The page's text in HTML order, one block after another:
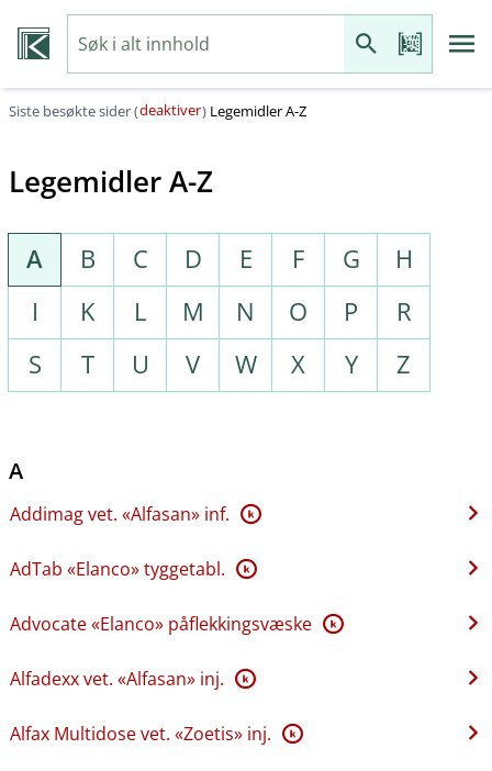
Siste besøkte sider (deaktiver) Legemidler A-Z
Legemidler A-Z
A B C D E F G
H
I
K L M N O P
R
S
T U V W X Y Z
A
Addimag vet. «Alfasan» inf. K
AdTab «Elanco» tyggetabl. K
Advocate «Elanco» påflekkingsvæske K
Alfadexx vet. «Alfasan» inj. K
Alfax Multidose vet. «Zoetis» inj. K